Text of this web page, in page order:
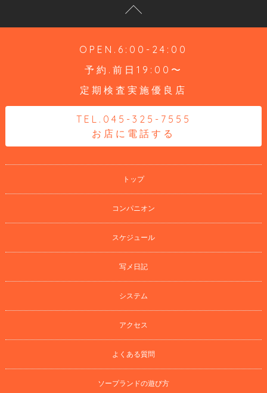
OPEN.6:00-24:00
予約.前日19:00〜
定期検査実施優良店
TEL.045-325-7555
お店に電話する
トップ
コンパニオン
スケジュール
写メ日記
システム
アクセス
よくある質問
ソープランドの遊び方